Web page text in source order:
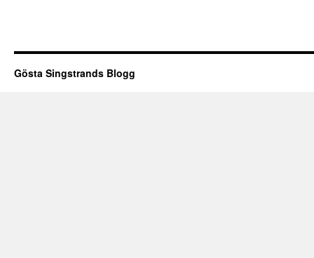
Gösta Singstrands Blogg